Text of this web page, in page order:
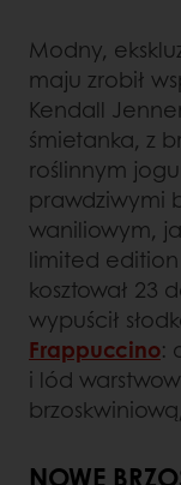
Modny,
maju zrobił
Kendall
śmietanka, z
roślinnym
prawdziwymi
waniliowym,
limited edition
kosztował 23
wypuścił
Frappuccino:
i lód
NOWE